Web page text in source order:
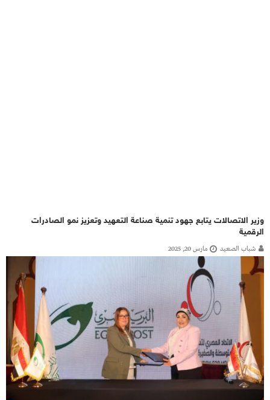
وزير الاتصالات يتابع جهود تنمية صناعة التعهيد وتعزيز نمو الصادرات
الرقمية
شباب الصعيد مارس 20, 2025